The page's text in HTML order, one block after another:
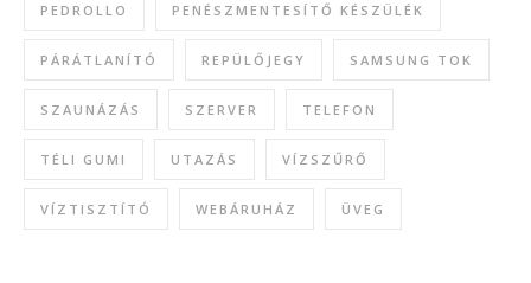
PEDROLLO PENÉSZMENTESÍTŐ KÉSZÜLÉK
PÁRÁTLANÍTÓ REPÜLŐJEGY SAMSUNG TOK
SZAUNÁZÁS SZERVER TELEFON
TÉLI GUMI UTAZÁS VÍZSZŰRŐ
VÍZTISZTÍTÓ WEBÁRUHÁZ ÜVEG